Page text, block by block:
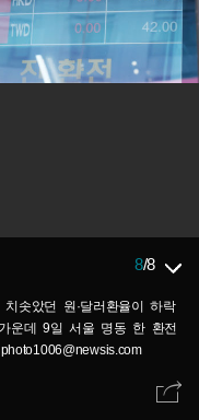
8/8
솟았던 원·달러환율이 하락
운데 9일 서울 명동 한 환전